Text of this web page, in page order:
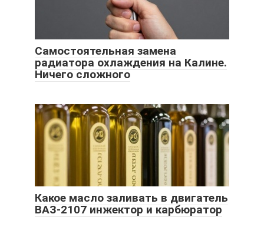
Самостоятельная замена
радиатора охлаждения на Калине.
Ничего сложного
Какое масло заливать в двигатель
ВАЗ-2107 инжектор и карбюратор